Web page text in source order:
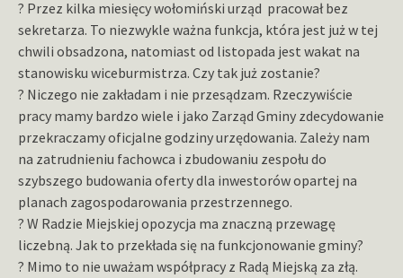
? Przez kilka miesięcy wołomiński urząd pracował bez
sekretarza. To niezwykle ważna funkcja, która jest już w tej
chwili obsadzona, natomiast od listopada jest wakat na
stanowisku wiceburmistrza. Czy tak już zostanie?
? Niczego nie zakładam i nie przesądzam. Rzeczywiście
pracy mamy bardzo wiele i jako Zarząd Gminy zdecydowanie
przekraczamy oficjalne godziny urzędowania. Zależy nam
na zatrudnieniu fachowca i zbudowaniu zespołu do
szybszego budowania oferty dla inwestorów opartej na
planach zagospodarowania przestrzennego.
? W Radzie Miejskiej opozycja ma znaczną przewagę
liczebną. Jak to przekłada się na funkcjonowanie gminy?
? Mimo to nie uważam współpracy z Radą Miejską za złą.